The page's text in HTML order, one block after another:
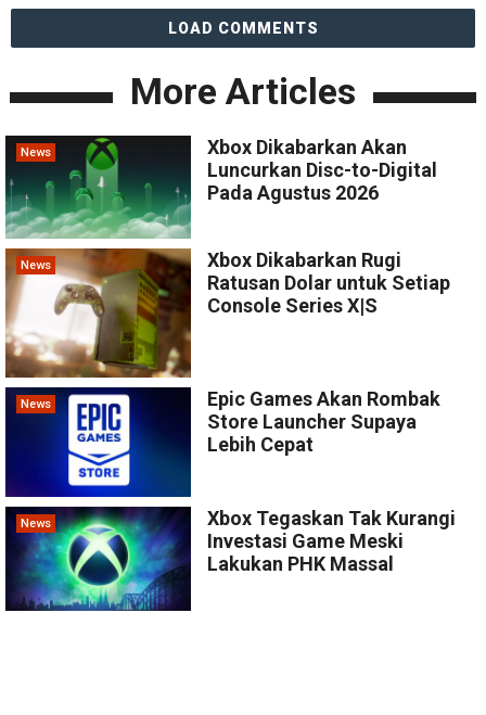
LOAD COMMENTS
More Articles
News
Xbox Dikabarkan Akan
Luncurkan Disc-to-Digital
Pada Agustus 2026
News
Xbox Dikabarkan Rugi
Ratusan Dolar untuk Setiap
Console Series X|S
News
Epic Games Akan Rombak
Store Launcher Supaya
Lebih Cepat
News
Xbox Tegaskan Tak Kurangi
Investasi Game Meski
Lakukan PHK Massal